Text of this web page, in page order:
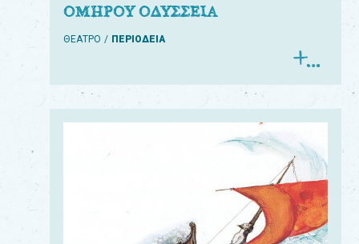
ΟΜΗΡΟΥ ΟΔΥΣΣΕΙΑ
ΘΕΑΤΡΟ ΠΕΡΙΟΔΕΙΑ